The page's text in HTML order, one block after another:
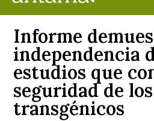
Informe
independencia
estudios que
seguridad de
transgénicos